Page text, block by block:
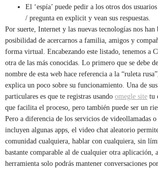
El ‘espía’ puede pedir a los otros dos
/ pregunta en explicit y vean sus respuestas.
Por suerte, Internet y las nuevas tecnologías nos han
posibilidad de acercarnos a familia, amigos y
forma virtual. Encabezando este listado, tenemos a
otra de las más conocidas. Lo primero que se debe
nombre de esta web hace referencia a la “ruleta
explica un poco sobre su funcionamiento. Una de
particulares es que te registras usando omegle site tu
que facilita el proceso, pero también puede ser un
Pero a diferencia de los servicios de videollamadas
incluyen algunas apps, el video chat aleatorio
comunidad cualquiera, hablar con cualquiera, sin
bastante comparable al de cualquier otra aplicación,
herramienta solo podrás mantener conversaciones